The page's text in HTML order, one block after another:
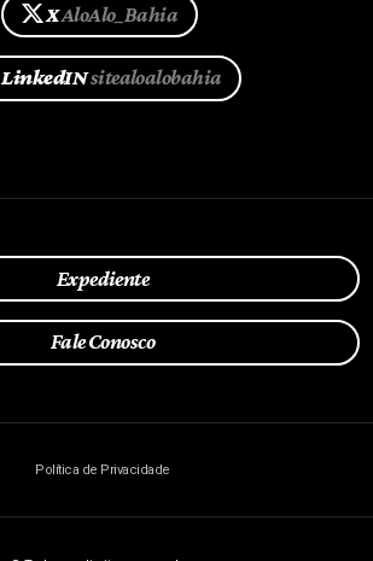
XAloAlo_Bahia
LinkedINsitealoalobahia
Expediente
Fale Conosco
Política de Privacidade